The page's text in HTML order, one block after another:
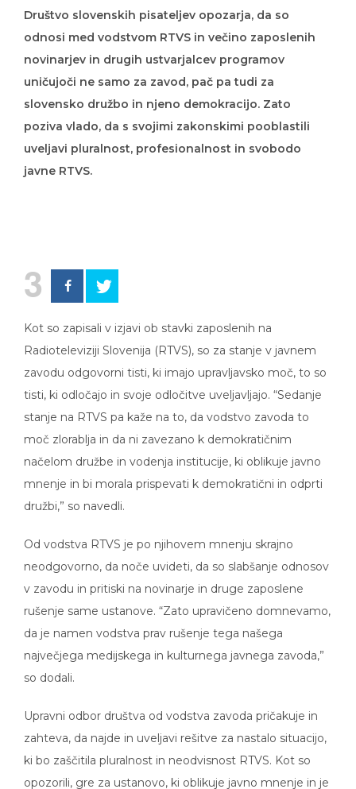
Društvo slovenskih pisateljev opozarja, da so
odnosi med vodstvom RTVS in večino zaposlenih
novinarjev in drugih ustvarjalcev programov
uničujoči ne samo za zavod, pač pa tudi za
slovensko družbo in njeno demokracijo. Zato
poziva vlado, da s svojimi zakonskimi pooblastili
uveljavi pluralnost, profesionalnost in svobodo
javne RTVS.
3
Kot so zapisali v izjavi ob stavki zaposlenih na
Radioteleviziji Slovenija (RTVS), so za stanje v javnem
zavodu odgovorni tisti, ki imajo upravljavsko moč, to so
tisti, ki odločajo in svoje odločitve uveljavljajo. “Sedanje
stanje na RTVS pa kaže na to, da vodstvo zavoda to
moč zlorablja in da ni zavezano k demokratičnim
načelom družbe in vodenja institucije, ki oblikuje javno
mnenje in bi morala prispevati k demokratični in odprti
družbi,” so navedli.
Od vodstva RTVS je po njihovem mnenju skrajno
neodgovorno, da noče uvideti, da so slabšanje odnosov
v zavodu in pritiski na novinarje in druge zaposlene
rušenje same ustanove. “Zato upravičeno domnevamo,
da je namen vodstva prav rušenje tega našega
največjega medijskega in kulturnega javnega zavoda,”
so dodali.
Upravni odbor društva od vodstva zavoda pričakuje in
zahteva, da najde in uveljavi rešitve za nastalo situacijo,
ki bo zaščitila pluralnost in neodvisnost RTVS. Kot so
opozorili, gre za ustanovo, ki oblikuje javno mnenje in je